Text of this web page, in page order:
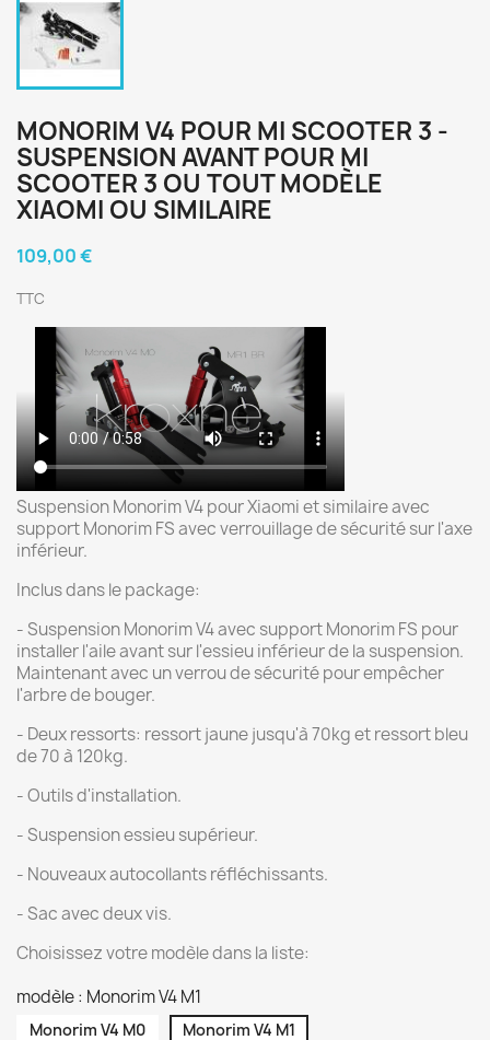
MONORIM V4 POUR MI SCOOTER 3 -
SUSPENSION AVANT POUR MI
SCOOTER 3 OU TOUT MODÈLE
XIAOMI OU SIMILAIRE
109,00 €
TTC
Suspension Monorim V4 pour Xiaomi et similaire avec
support Monorim FS avec verrouillage de sécurité sur l'axe
inférieur.
Inclus dans le package:
- Suspension Monorim V4 avec support Monorim FS pour
installer l'aile avant sur l'essieu inférieur de la suspension.
Maintenant avec un verrou de sécurité pour empêcher
l'arbre de bouger.
- Deux ressorts: ressort jaune jusqu'à 70kg et ressort bleu
de 70 à 120kg.
- Outils d'installation.
- Suspension essieu supérieur.
- Nouveaux autocollants réfléchissants.
- Sac avec deux vis.
Choisissez votre modèle dans la liste:
modèle : Monorim V4 M1
Monorim V4 M0
Monorim V4 M1